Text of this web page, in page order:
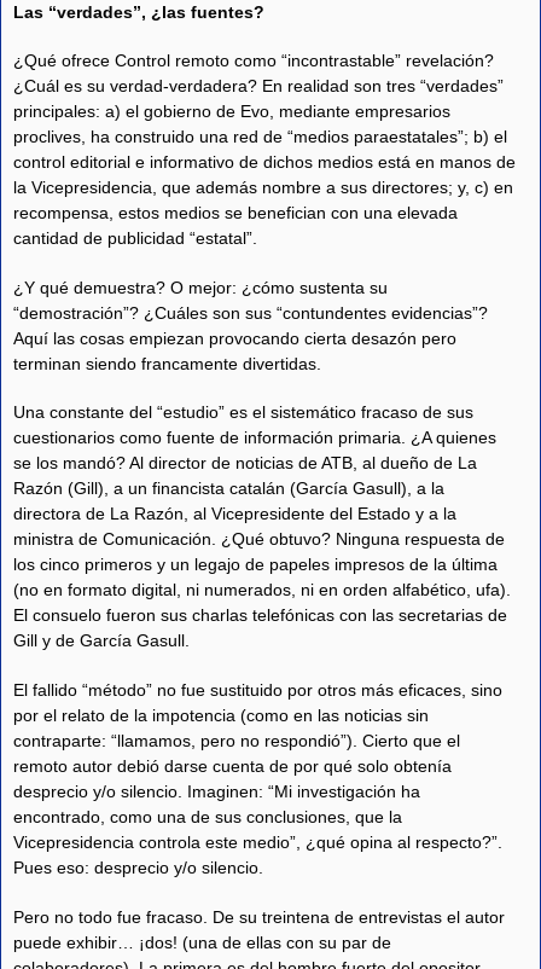
Las “verdades”, ¿las fuentes?
¿Qué ofrece Control remoto como “incontrastable” revelación?
¿Cuál es su verdad-verdadera? En realidad son tres “verdades”
principales: a) el gobierno de Evo, mediante empresarios
proclives, ha construido una red de “medios paraestatales”; b) el
control editorial e informativo de dichos medios está en manos de
la Vicepresidencia, que además nombre a sus directores; y, c) en
recompensa, estos medios se benefician con una elevada
cantidad de publicidad “estatal”.
¿Y qué demuestra? O mejor: ¿cómo sustenta su
“demostración”? ¿Cuáles son sus “contundentes evidencias”?
Aquí las cosas empiezan provocando cierta desazón pero
terminan siendo francamente divertidas.
Una constante del “estudio” es el sistemático fracaso de sus
cuestionarios como fuente de información primaria. ¿A quienes
se los mandó? Al director de noticias de ATB, al dueño de La
Razón (Gill), a un financista catalán (García Gasull), a la
directora de La Razón, al Vicepresidente del Estado y a la
ministra de Comunicación. ¿Qué obtuvo? Ninguna respuesta de
los cinco primeros y un legajo de papeles impresos de la última
(no en formato digital, ni numerados, ni en orden alfabético, ufa).
El consuelo fueron sus charlas telefónicas con las secretarias de
Gill y de García Gasull.
El fallido “método” no fue sustituido por otros más eficaces, sino
por el relato de la impotencia (como en las noticias sin
contraparte: “llamamos, pero no respondió”). Cierto que el
remoto autor debió darse cuenta de por qué solo obtenía
desprecio y/o silencio. Imaginen: “Mi investigación ha
encontrado, como una de sus conclusiones, que la
Vicepresidencia controla este medio”, ¿qué opina al respecto?”.
Pues eso: desprecio y/o silencio.
Pero no todo fue fracaso. De su treintena de entrevistas el autor
puede exhibir… ¡dos! (una de ellas con su par de